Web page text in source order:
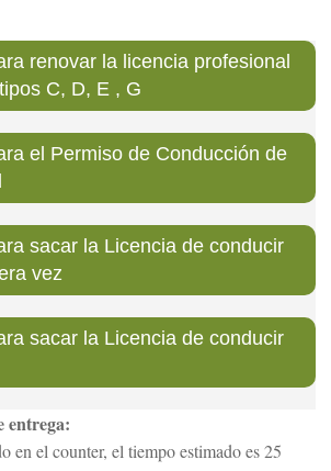
renovar la licencia profesional
C, D, E , G
el Permiso de Conducción de
sacar la Licencia de conducir
vez
sacar la Licencia de conducir
entrega:
en el counter, el tiempo estimado es 25